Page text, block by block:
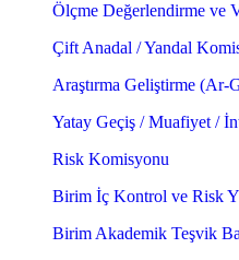
Ölçme Değerlendirme ve
Çift Anadal / Yandal
Araştırma Geliştirme (Ar-
Yatay Geçiş / Muafiyet /
Risk Komisyonu
Birim İç Kontrol ve Risk
Birim Akademik Teşvik